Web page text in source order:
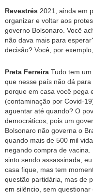
Revestrés 2021, ainda em
organizar e voltar aos
governo Bolsonaro. Você
não dava mais para
decisão? Você, por
Preta Ferreira Tudo tem
que nesse país não dá
porque em casa você pega
(contaminação por Covid-
aguentar até quando? O
democráticos, pois um
Bolsonaro não governa o
quando mais de 500 mil
negando compra de
sinto sendo assassinada,
casa fique, mas tem
questão partidária, mas de
em silêncio, sem